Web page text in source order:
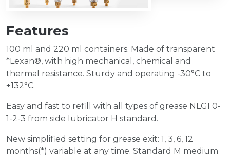
Features
100 ml and 220 ml containers. Made of transparent
*Lexan®, with high mechanical, chemical and
thermal resistance. Sturdy and operating -30°C to
+132°C.
Easy and fast to refill with all types of grease NLGI 0-
1-2-3 from side lubricator H standard.
New simplified setting for grease exit: 1, 3, 6, 12
months(*) variable at any time. Standard M medium